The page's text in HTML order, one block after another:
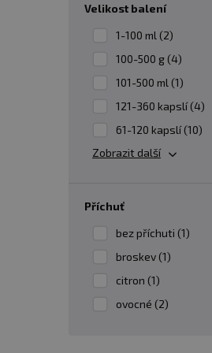
doporučená dávka
mimo tréninkové
JE LEPŠÍ UŽÍVAT
Nejlepší čas pro
argininu před
Užívání
aktivity, což
Mnoho
Arginin po tréninku:
Užívání
arginin může
velikost balení
1-100 ml (2)
100-500 g (4)
101-500 ml (1)
121-360 kapslí (4)
61-120 kapslí (10)
Zobrazit další
příchuť
bez příchuti (1)
broskev (1)
citron (1)
ovocné (2)